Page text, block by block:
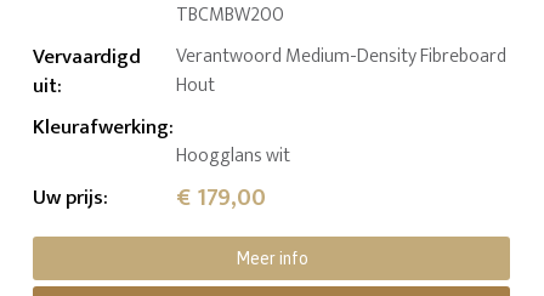
TBCMBW200
Vervaardigd
uit:
Verantwoord Medium-Density Fibreboard
Hout
Kleurafwerking:
Hoogglans wit
Uw prijs: € 179,00
Meer info